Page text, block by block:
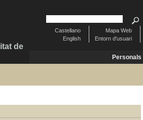
de
Mapa Web
Entorn d'usuari
Castellano
English
Personals